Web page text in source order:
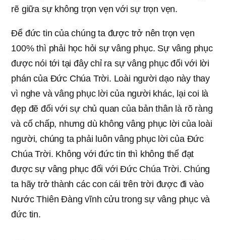
rẽ giữa sự không trọn vẹn với sự trọn vẹn.
Để đức tin của chúng ta được trở nên trọn vẹn
100% thì phải học hỏi sự vâng phục. Sự vâng phục
được nói tới tại đây chỉ ra sự vâng phục đối với lời
phán của Đức Chúa Trời. Loài người dạo này thay
vì nghe và vâng phục lời của người khác, lại coi là
đẹp đẽ đối với sự chủ quan của bản thân là rõ ràng
và cố chấp, nhưng dù không vâng phục lời của loài
người, chúng ta phải luôn vâng phục lời của Đức
Chúa Trời. Không với đức tin thì không thể đạt
được sự vâng phục đối với Đức Chúa Trời. Chúng
ta hãy trở thành các con cái trên trời được đi vào
Nước Thiên Đàng vĩnh cửu trong sự vâng phục và
đức tin.